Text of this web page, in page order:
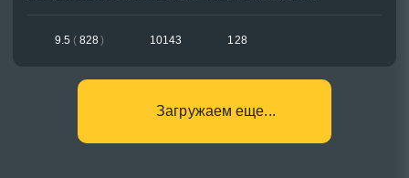
9.5 ( 828) 10143 128
Загружаем еще...